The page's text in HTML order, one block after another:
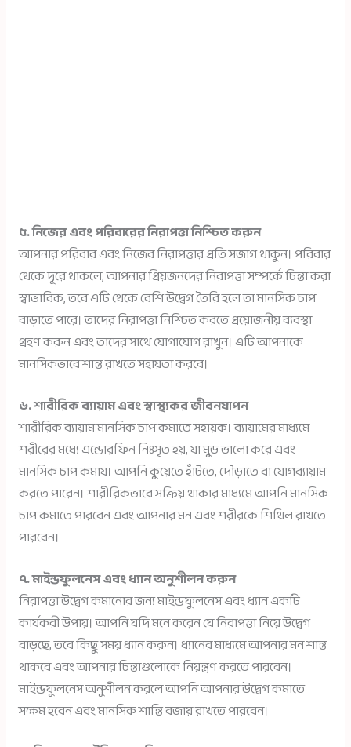
৫. নিজের এবং পরিবারের নিরাপত্তা নিশ্চিত করুন
আপনার পরিবার এবং নিজের নিরাপত্তার প্রতি সজাগ থাকুন। পরিবার
থেকে দূরে থাকলে, আপনার প্রিয়জনদের নিরাপত্তা সম্পর্কে চিন্তা করা
স্বাভাবিক, তবে এটি থেকে বেশি উদ্বেগ তৈরি হলে তা মানসিক চাপ
বাড়াতে পারে। তাদের নিরাপত্তা নিশ্চিত করতে প্রয়োজনীয় ব্যবস্থা
গ্রহণ করুন এবং তাদের সাথে যোগাযোগ রাখুন। এটি আপনাকে
মানসিকভাবে শান্ত রাখতে সহায়তা করবে।
৬. শারীরিক ব্যায়াম এবং স্বাস্থ্যকর জীবনযাপন
শারীরিক ব্যায়াম মানসিক চাপ কমাতে সহায়ক। ব্যায়ামের মাধ্যমে
শরীরের মধ্যে এন্ডোরফিন নিঃসৃত হয়, যা মুড ভালো করে এবং
মানসিক চাপ কমায়। আপনি কুয়েতে হাঁটতে, দৌড়াতে বা যোগব্যায়াম
করতে পারেন। শারীরিকভাবে সক্রিয় থাকার মাধ্যমে আপনি মানসিক
চাপ কমাতে পারবেন এবং আপনার মন এবং শরীরকে শিথিল রাখতে
পারবেন।
৭. মাইন্ডফুলনেস এবং ধ্যান অনুশীলন করুন
নিরাপত্তা উদ্বেগ কমানোর জন্য মাইন্ডফুলনেস এবং ধ্যান একটি
কার্যকরী উপায়। আপনি যদি মনে করেন যে নিরাপত্তা নিয়ে উদ্বেগ
বাড়ছে, তবে কিছু সময় ধ্যান করুন। ধ্যানের মাধ্যমে আপনার মন শান্ত
থাকবে এবং আপনার চিন্তাগুলোকে নিয়ন্ত্রণ করতে পারবেন।
মাইন্ডফুলনেস অনুশীলন করলে আপনি আপনার উদ্বেগ কমাতে
সক্ষম হবেন এবং মানসিক শান্তি বজায় রাখতে পারবেন।